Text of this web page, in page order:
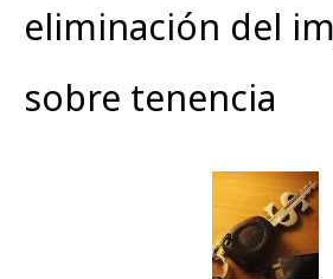
eliminación del
sobre tenencia